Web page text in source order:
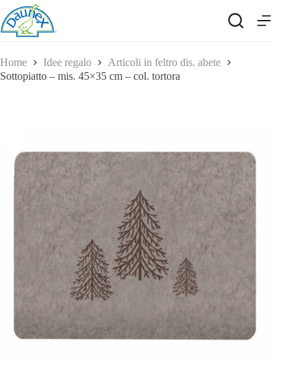
Salta
al
contenuto
Home Idee regalo
Articoli in feltro dis. abete
Sottopiatto – mis. 45×35 cm – col. tortora